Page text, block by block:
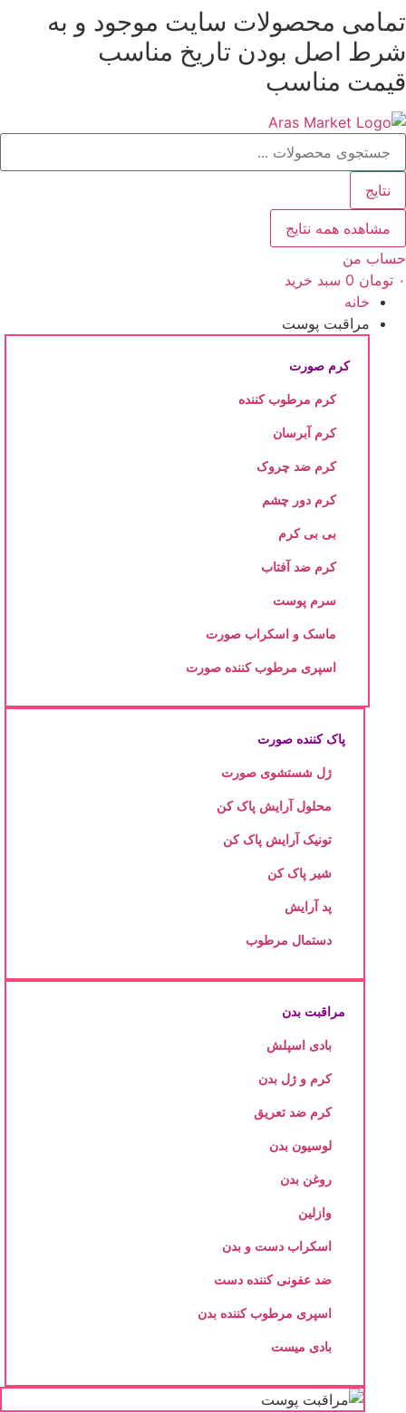
محصولات سایت موجود و به
اصل بودن تاریخ مناسب
مناسب
نتایج
مشاهده همه نتایج
من
تومان 0 سبد خرید
خانه
مراقبت پوست
کرم صورت
کرم مرطوب کننده
کرم آبرسان
کرم ضد چروک
کرم دور چشم
بی بی کرم
کرم ضد آفتاب
سرم پوست
ماسک و اسکراب صورت
اسپری مرطوب کننده صورت
پاک کننده صورت
ژل شستشوی صورت
محلول آرایش پاک کن
تونیک آرایش پاک کن
شیر پاک کن
پد آرایش
دستمال مرطوب
مراقبت بدن
بادی اسپلش
کرم و ژل بدن
کرم ضد تعریق
لوسیون بدن
روغن بدن
وازلین
اسکراب دست و بدن
ضد عفونی کننده دست
اسپری مرطوب کننده بدن
بادی میست